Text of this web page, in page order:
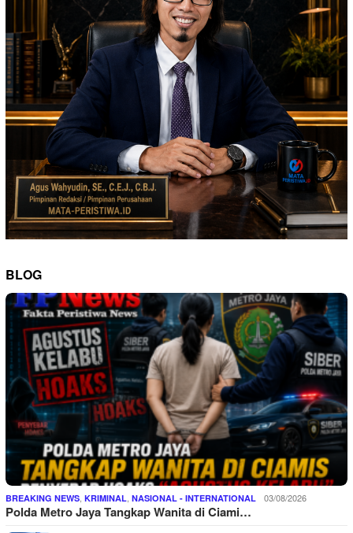
BLOG
BREAKING NEWS, KRIMINAL, NASIONAL - INTERNATIONAL 03/08/2026
Polda Metro Jaya Tangkap Wanita di Ciami…